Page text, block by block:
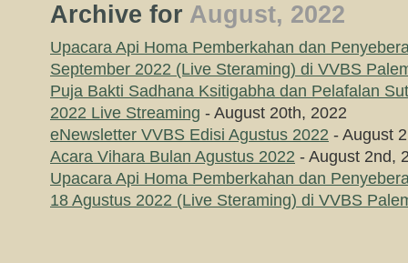
Archive for August, 2022
Upacara Api Homa Pemberkahan dan
September 2022 (Live Steraming) di VVBS
Puja Bakti Sadhana Ksitigabha dan Pelafalan
2022 Live Streaming - August 20th, 2022
eNewsletter VVBS Edisi Agustus 2022 - August
Acara Vihara Bulan Agustus 2022 - August 2nd,
Upacara Api Homa Pemberkahan dan
18 Agustus 2022 (Live Steraming) di VVBS